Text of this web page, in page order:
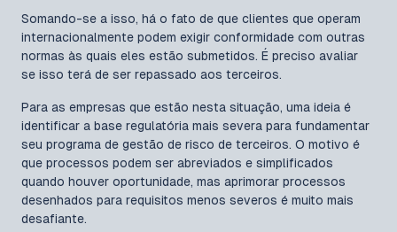
Somando-se a isso, há o fato de que clientes que operam
internacionalmente podem exigir conformidade com outras
normas às quais eles estão submetidos. É preciso avaliar
se isso terá de ser repassado aos terceiros.
Para as empresas que estão nesta situação, uma ideia é
identificar a base regulatória mais severa para fundamentar
seu programa de gestão de risco de terceiros. O motivo é
que processos podem ser abreviados e simplificados
quando houver oportunidade, mas aprimorar processos
desenhados para requisitos menos severos é muito mais
desafiante.